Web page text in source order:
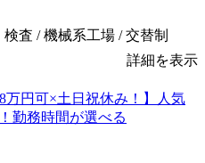
査 / 機械系工場 / 交替制
詳細を表示